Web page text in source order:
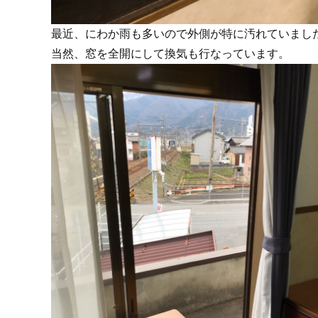
最近、にわか雨も多いので外側が特に汚れていまし
当然、窓を全開にして換気も行なっています。